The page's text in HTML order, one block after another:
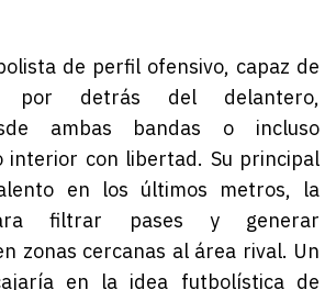
de perfil ofensivo, capaz de
por detrás del delantero,
ambas bandas o incluso
interior con libertad. Su principal
en los últimos metros, la
filtrar pases y generar
zonas cercanas al área rival. Un
en la idea futbolística de